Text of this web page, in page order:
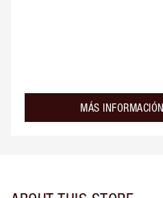
MÁS INFORMACIÓN